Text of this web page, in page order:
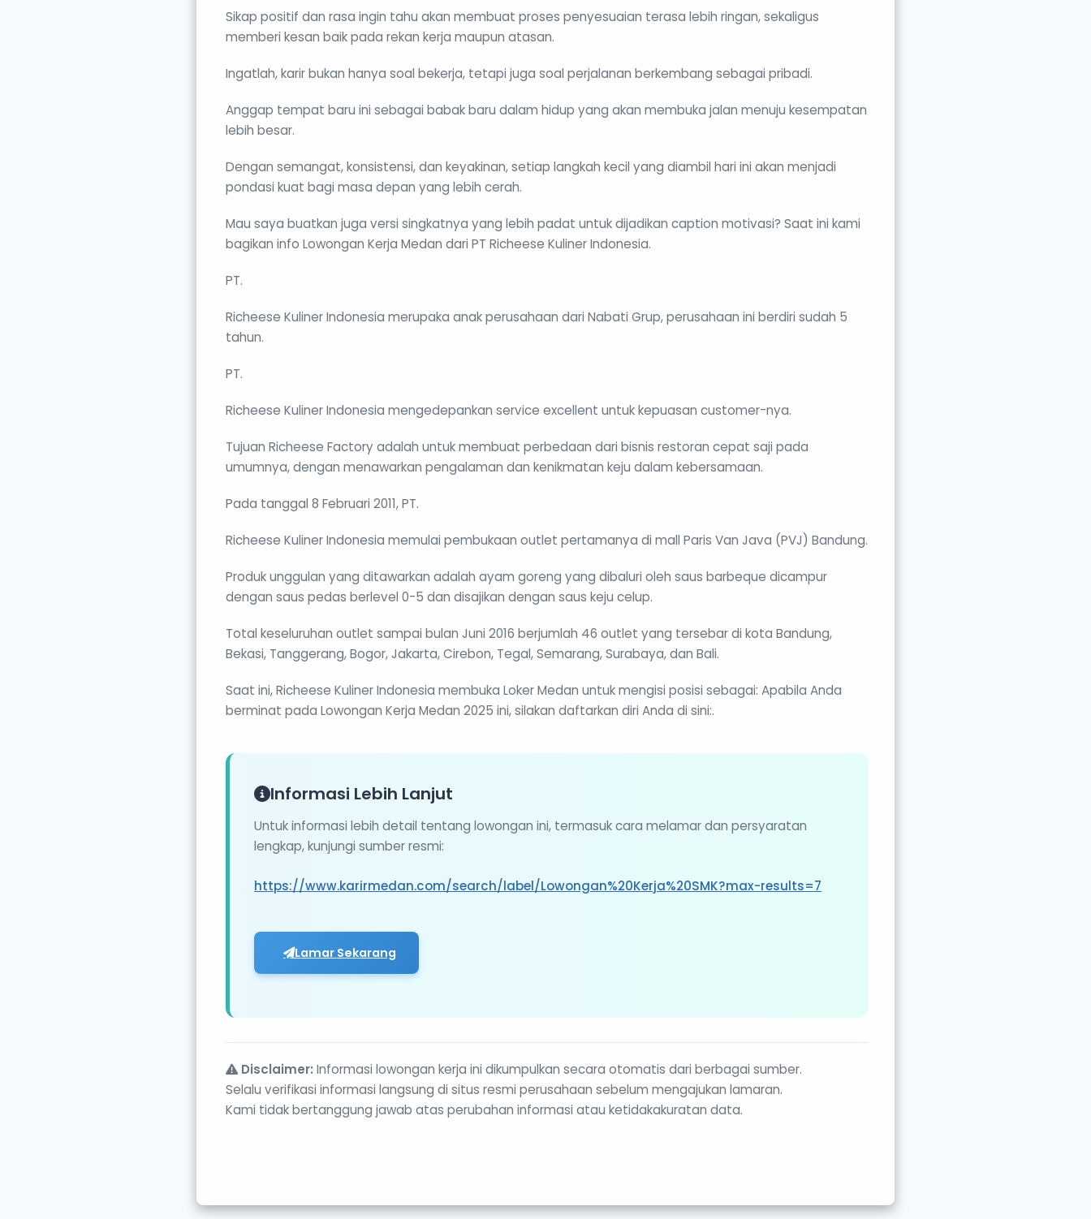
Sikap positif dan rasa ingin tahu akan membuat proses penyesuaian terasa lebih ringan, sekaligus
memberi kesan baik pada rekan kerja maupun atasan.
Ingatlah, karir bukan hanya soal bekerja, tetapi juga soal perjalanan berkembang sebagai pribadi.
Anggap tempat baru ini sebagai babak baru dalam hidup yang akan membuka jalan menuju kesempatan
lebih besar.
Dengan semangat, konsistensi, dan keyakinan, setiap langkah kecil yang diambil hari ini akan menjadi
pondasi kuat bagi masa depan yang lebih cerah.
Mau saya buatkan juga versi singkatnya yang lebih padat untuk dijadikan caption motivasi? Saat ini kami
bagikan info Lowongan Kerja Medan dari PT Richeese Kuliner Indonesia.
PT.
Richeese Kuliner Indonesia merupaka anak perusahaan dari Nabati Grup, perusahaan ini berdiri sudah 5
tahun.
PT.
Richeese Kuliner Indonesia mengedepankan service excellent untuk kepuasan customer-nya.
Tujuan Richeese Factory adalah untuk membuat perbedaan dari bisnis restoran cepat saji pada
umumnya, dengan menawarkan pengalaman dan kenikmatan keju dalam kebersamaan.
Pada tanggal 8 Februari 2011, PT.
Richeese Kuliner Indonesia memulai pembukaan outlet pertamanya di mall Paris Van Java (PVJ) Bandung.
Produk unggulan yang ditawarkan adalah ayam goreng yang dibaluri oleh saus barbeque dicampur
dengan saus pedas berlevel 0-5 dan disajikan dengan saus keju celup.
Total keseluruhan outlet sampai bulan Juni 2016 berjumlah 46 outlet yang tersebar di kota Bandung,
Bekasi, Tanggerang, Bogor, Jakarta, Cirebon, Tegal, Semarang, Surabaya, dan Bali.
Saat ini, Richeese Kuliner Indonesia membuka Loker Medan untuk mengisi posisi sebagai: Apabila Anda
berminat pada Lowongan Kerja Medan 2025 ini, silakan daftarkan diri Anda di sini:.
Informasi Lebih Lanjut
Untuk informasi lebih detail tentang lowongan ini, termasuk cara melamar dan persyaratan
lengkap, kunjungi sumber resmi:
https://www.karirmedan.com/search/label/Lowongan%20Kerja%20SMK?max-results=7
Lamar Sekarang
Disclaimer: Informasi lowongan kerja ini dikumpulkan secara otomatis dari berbagai sumber.
Selalu verifikasi informasi langsung di situs resmi perusahaan sebelum mengajukan lamaran.
Kami tidak bertanggung jawab atas perubahan informasi atau ketidakakuratan data.